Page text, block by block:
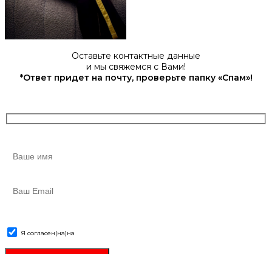
Оставьте контактные данные
и мы свяжемся с Вами!
*Ответ придет на почту, проверьте папку «Спам»!
Я согласен(на)на